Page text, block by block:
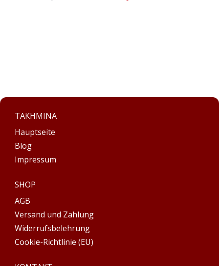
TAKHMINA
Hauptseite
Blog
Impressum
SHOP
AGB
Versand und Zahlung
Widerrufsbelehrung
Cookie-Richtlinie (EU)